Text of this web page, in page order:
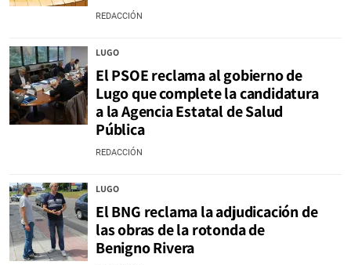
REDACCIÓN
LUGO
El PSOE reclama al gobierno de
Lugo que complete la candidatura
a la Agencia Estatal de Salud
Pública
REDACCIÓN
LUGO
El BNG reclama la adjudicación de
las obras de la rotonda de
Benigno Rivera